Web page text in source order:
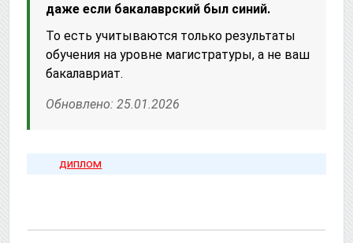
даже если бакалаврский был синий.
То есть учитываются только результаты
обучения на уровне магистратуры, а не ваш
бакалавриат.
Обновлено: 25.01.2026
диплом